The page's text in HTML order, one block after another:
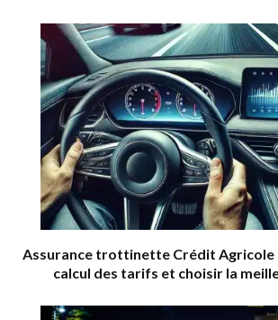
Assurance trottinette Crédit Agricole
calcul des tarifs et choisir la